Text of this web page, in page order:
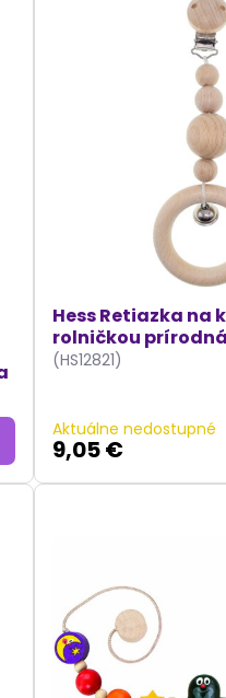
Hess Retiazka na
rolničkou
(HS12821)
Aktuálne nedostupné
9,05 €